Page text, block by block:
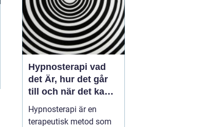
Hypnosterapi vad
det Är, hur det går
till och när det kan
hjälpa
Hypnosterapi är en
terapeutisk metod som